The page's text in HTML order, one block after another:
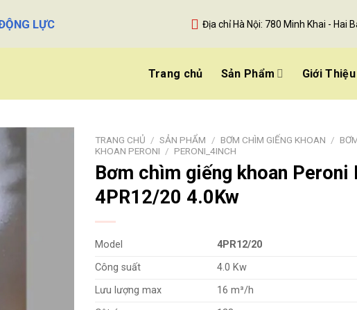
LỰC Địa chỉ Hà Nội: 780 Minh Khai - Hai
Trang chủ Sản Phẩm Giới Thiệu
TRANG CHỦ / SẢN PHẨM / BƠM CHÌM GIẾNG KHOAN /
KHOAN PERONI / PERONI_4INCH
Bơm chìm giếng khoan Peroni
4PR12/20 4.0Kw
Model
4PR12/20
Công suất
4.0 Kw
Lưu lượng max
16 m³/h